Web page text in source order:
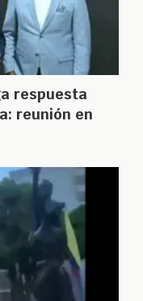
respuesta
reunión en